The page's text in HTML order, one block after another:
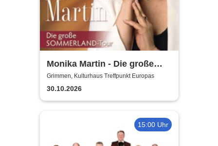
Monika Martin - Die große
Sommerland Tour
Grimmen, Kulturhaus Treffpunkt Europas
30.10.2026
15:00 Uhr